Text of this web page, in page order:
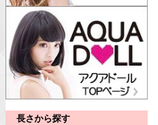
長さから探す